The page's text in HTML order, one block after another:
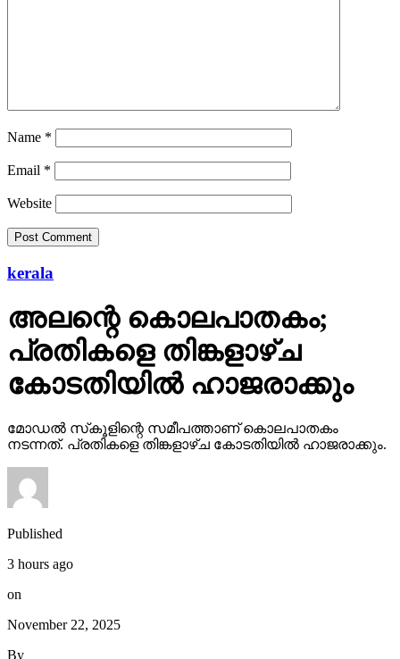
Name *
Email *
Website
kerala
അലന്റെ കൊലപാതകം;
പ്രതികളെ തിങ്കളാഴ്ച
കോടതിയില്‍ ഹാജരാക്കും
മോഡല്‍ സ്‌കൂളിന്റെ സമീപത്താണ് കൊലപാതകം
നടന്നത്. പ്രതികളെ തിങ്കളാഴ്ച കോടതിയില്‍ ഹാജരാക്കും.
Published
3 hours ago
on
November 22, 2025
By